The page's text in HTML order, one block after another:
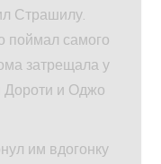
Страшилу.
поймал самого
затрещала у
Дороти и Оджо
им вдогонку